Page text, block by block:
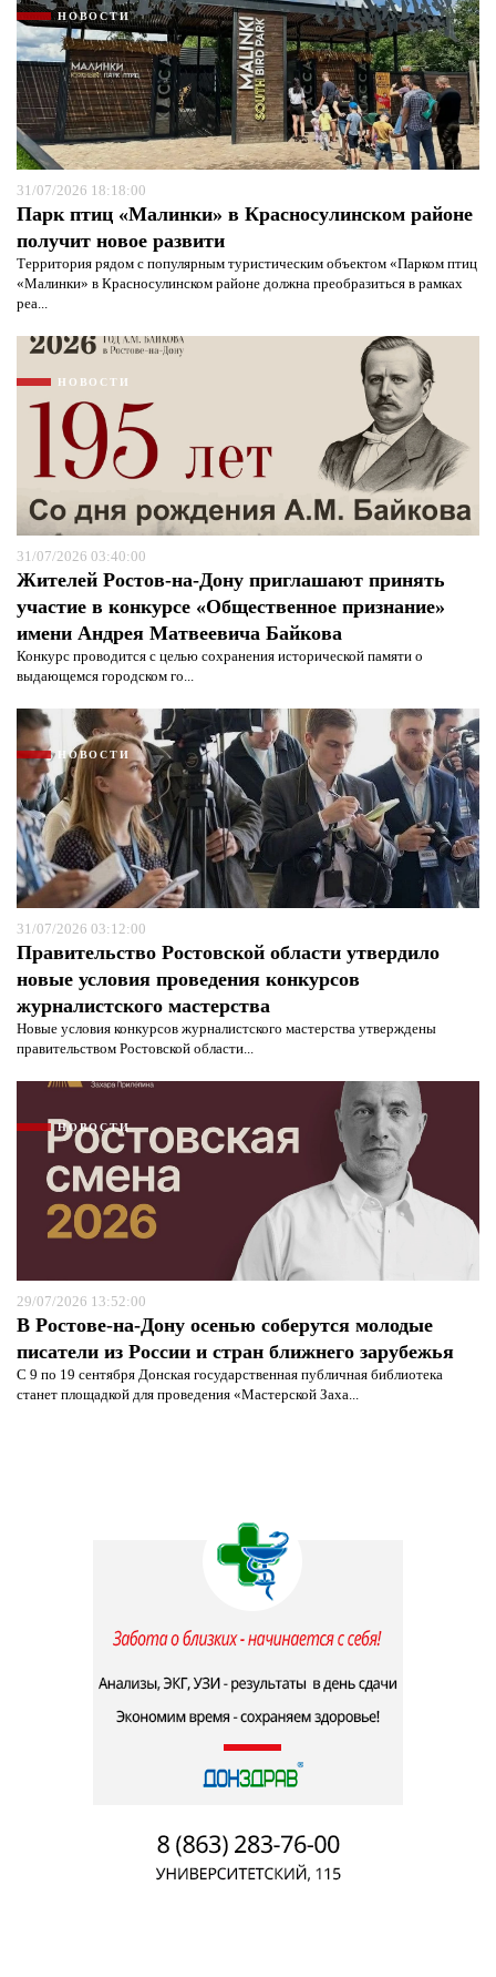
НОВОСТИ
31/07/2026 18:18:00
Парк птиц «Малинки» в Красносулинском районе
получит новое развити
Территория рядом с популярным туристическим объектом «Парком птиц
«Малинки» в Красносулинском районе должна преобразиться в рамках
реа...
НОВОСТИ
31/07/2026 03:40:00
Жителей Ростов-на-Дону приглашают принять
участие в конкурсе «Общественное признание»
имени Андрея Матвеевича Байкова
Конкурс проводится с целью сохранения исторической памяти о
выдающемся городском го...
НОВОСТИ
31/07/2026 03:12:00
Правительство Ростовской области утвердило
новые условия проведения конкурсов
журналистского мастерства
Новые условия конкурсов журналистского мастерства утверждены
правительством Ростовской области...
НОВОСТИ
29/07/2026 13:52:00
В Ростове-на-Дону осенью соберутся молодые
писатели из России и стран ближнего зарубежья
С 9 по 19 сентября Донская государственная публичная библиотека
станет площадкой для проведения «Мастерской Заха...
политикой конфиденциальности и
защиты информации*
Я согласен сполитикой конфиденциальности и
защиты информации*